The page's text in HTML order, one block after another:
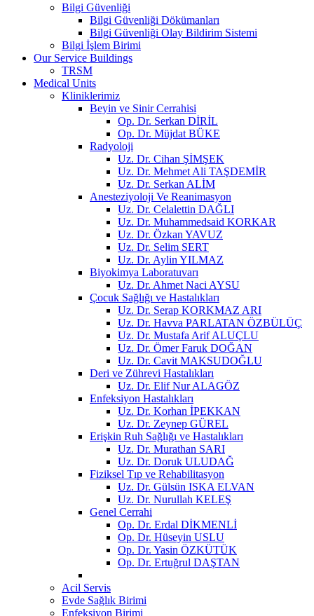
Bilgi Güvenliği
Bilgi Güvenliği Dökümanları
Bilgi Güvenliği Olay Bildirim Sistemi
Bilgi İşlem Birimi
Our Service Buildings
TRSM
Medical Units
Kliniklerimiz
Beyin ve Sinir Cerrahisi
Op. Dr. Serkan DİRİL
Op. Dr. Müjdat BÜKE
Radyoloji
Uz. Dr. Cihan ŞİMŞEK
Uz. Dr. Mehmet Ali TAŞDEMİR
Uz. Dr. Serkan ALİM
Anesteziyoloji Ve Reanimasyon
Uz. Dr. Celalettin DAĞLI
Uz. Dr. Muhammedsaid KORKAR
Uz. Dr. Özkan YAVUZ
Uz. Dr. Selim SERT
Uz. Dr. Aylin YILMAZ
Biyokimya Laboratuvarı
Uz. Dr. Ahmet Naci AYSU
Çocuk Sağlığı ve Hastalıkları
Uz. Dr. Serap KORKMAZ ARI
Uz. Dr. Havva PARLATAN ÖZBÜLÜÇ
Uz. Dr. Mustafa Arif ALUÇLU
Uz. Dr. Ömer Faruk DOĞAN
Uz. Dr. Cavit MAKSUDOĞLU
Deri ve Zührevi Hastalıkları
Uz. Dr. Elif Nur ALAGÖZ
Enfeksiyon Hastalıkları
Uz. Dr. Korhan İPEKKAN
Uz. Dr. Zeynep GÜREL
Erişkin Ruh Sağlığı ve Hastalıkları
Uz. Dr. Murathan SARI
Uz. Dr. Doruk ULUDAĞ
Fiziksel Tıp ve Rehabilitasyon
Uz. Dr. Gülsün ISKA ELVAN
Uz. Dr. Nurullah KELEŞ
Genel Cerrahi
Op. Dr. Erdal DİKMENLİ
Op. Dr. Hüseyin USLU
Op. Dr. Yasin ÖZKÜTÜK
Op. Dr. Ertuğrul DAŞTAN
Acil Servis
Evde Sağlık Birimi
Enfeksiyon Birimi